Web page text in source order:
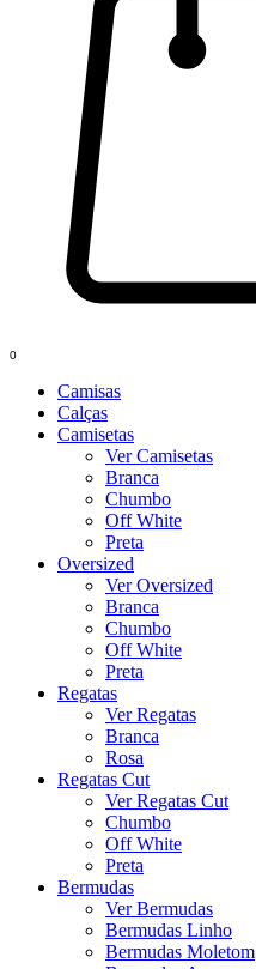
0
Camisas
Calças
Camisetas
Ver Camisetas
Branca
Chumbo
Off White
Preta
Oversized
Ver Oversized
Branca
Chumbo
Off White
Preta
Regatas
Ver Regatas
Branca
Rosa
Regatas Cut
Ver Regatas Cut
Chumbo
Off White
Preta
Bermudas
Ver Bermudas
Bermudas Linho
Bermudas Moletom